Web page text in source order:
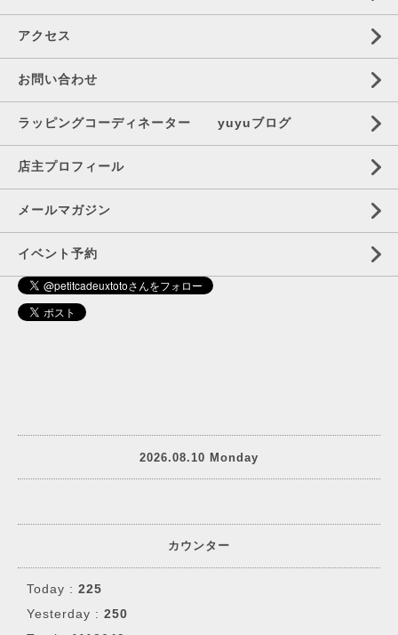
アクセス
お問い合わせ
ラッピングコーディネーター yuyuブログ
店主プロフィール
メールマガジン
イベント予約
2026.08.10 Monday
カウンター
Today : 225
Yesterday : 250